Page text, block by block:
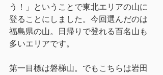
う！」ということで東北エリアの山に
登ることにしました。今回選んだのは
福島県の山。日帰りで登れる百名山も
多いエリアです。
第一目標は磐梯山。でもこちらは岩田